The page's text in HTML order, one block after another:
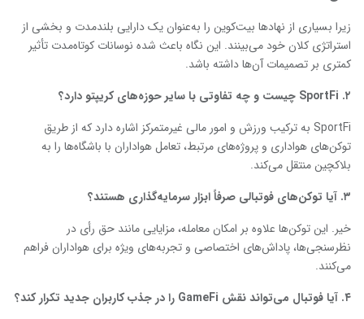
زیرا بسیاری از نهادها بیت‌کوین را به‌عنوان یک دارایی بلندمدت و بخشی از
استراتژی کلان خود می‌بینند. این نگاه باعث شده نوسانات کوتاه‌مدت تأثیر
کمتری بر تصمیمات آن‌ها داشته باشد.
۲. SportFi
چیست و چه تفاوتی با سایر حوزه‌های کریپتو دارد؟
SportFi به ترکیب ورزش و امور مالی غیرمتمرکز اشاره دارد که از طریق
توکن‌های هواداری و پروژه‌های مرتبط، تعامل هواداران با باشگاه‌ها را به
بلاکچین منتقل می‌کند.
۳. آیا توکن‌های فوتبالی صرفاً ابزار سرمایه‌گذاری هستند؟
خیر. این توکن‌ها علاوه بر امکان معامله، مزایایی مانند حق رأی در
نظرسنجی‌ها، پاداش‌های اختصاصی و تجربه‌های ویژه برای هواداران فراهم
می‌کنند.
۴. آیا فوتبال می‌تواند نقش
را در جذب کاربران جدید تکرار کند؟